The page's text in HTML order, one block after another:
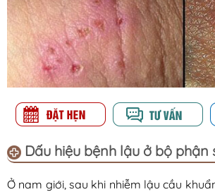
Dấu hiệu bệnh lậu ở bộ phận
Ở nam giới, sau khi nhiễm lậu cầu